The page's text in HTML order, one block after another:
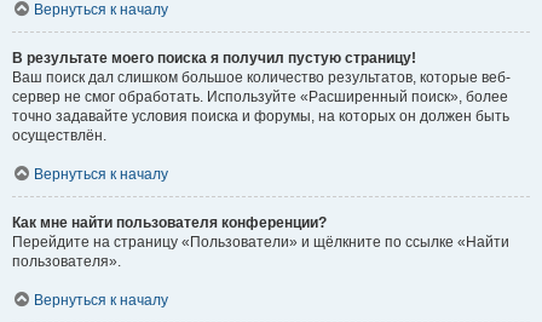
Вернуться к началу
В результате моего поиска я получил пустую страницу!
Ваш поиск дал слишком большое количество результатов, которые веб-
сервер не смог обработать. Используйте «Расширенный поиск», более
точно задавайте условия поиска и форумы, на которых он должен быть
осуществлён.
Вернуться к началу
Как мне найти пользователя конференции?
Перейдите на страницу «Пользователи» и щёлкните по ссылке «Найти
пользователя».
Вернуться к началу